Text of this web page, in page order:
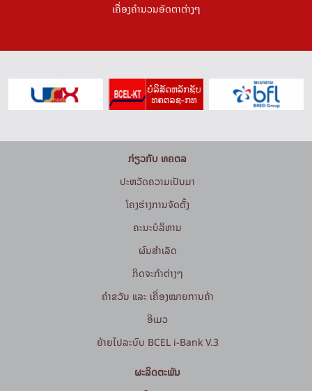
ເຄື່ອງຄຳນວນອັດຕາຕ່າງໆ
ກ່ຽວກັບ ທຄຕລ
ປະຫວັດຄວາມເປັນມາ
ໂຄງຮ່າງການຈັດຕັ້ງ
ຄະນະບໍລິຫານ
ຜົນສຳເລັດ
ກິດຈະກໍາຕ່າງໆ
ຄຳຂວັນ ແລະ ເຄື່ອງໝາຍການຄ້າ
ອີເມວ
ຍ້າຍໄປລະບົບ BCEL i-Bank V.3
ຜະລິດຕະພັນ